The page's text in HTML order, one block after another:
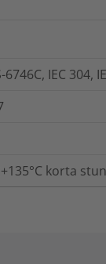
IEC 304,
korta